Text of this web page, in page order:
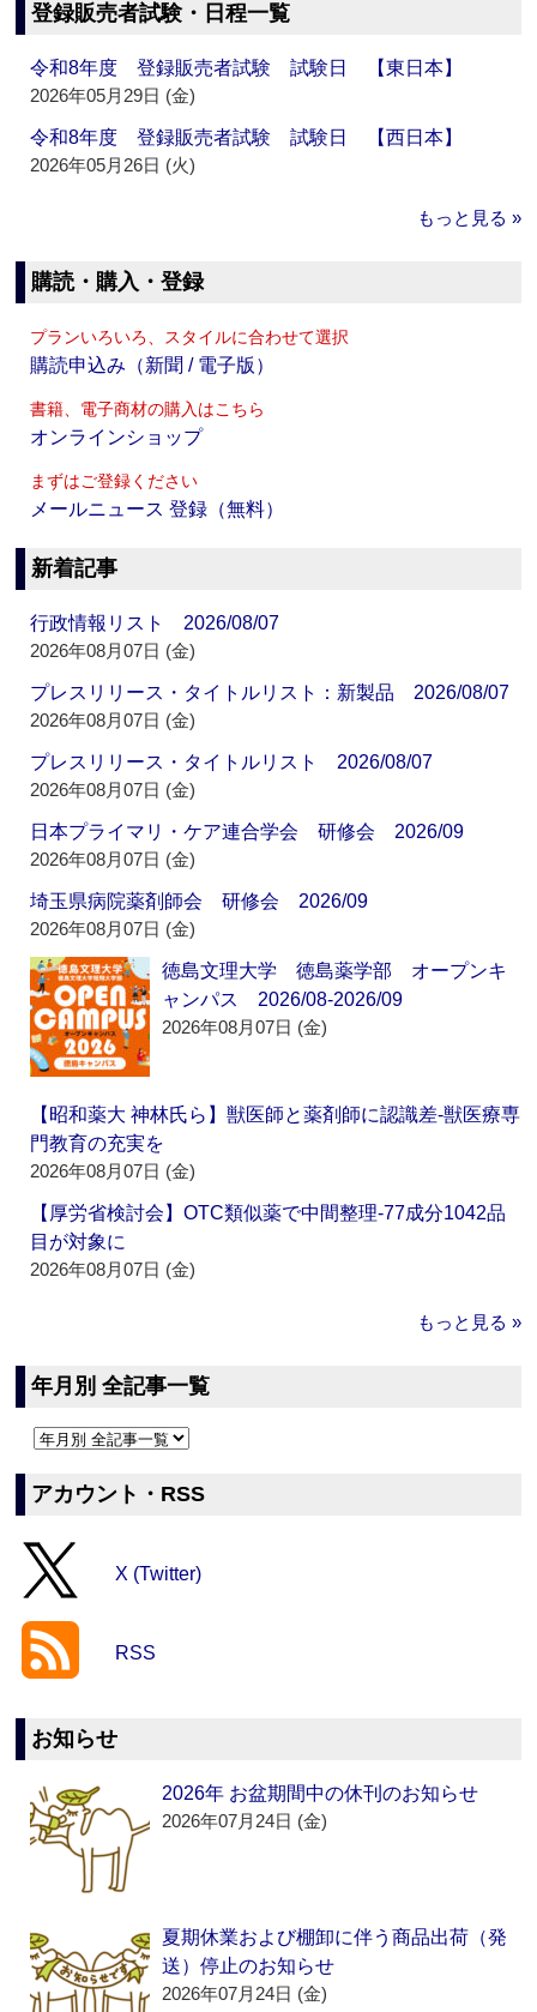
登録販売者試験・日程一覧
令和8年度 登録販売者試験 試験日 【東日本】
2026年05月29日 (金)
令和8年度 登録販売者試験 試験日 【西日本】
2026年05月26日 (火)
もっと見る »
購読・購入・登録
プランいろいろ、スタイルに合わせて選択
購読申込み（新聞 / 電子版）
書籍、電子商材の購入はこちら
オンラインショップ
まずはご登録ください
メールニュース 登録（無料）
新着記事
行政情報リスト 2026/08/07
2026年08月07日 (金)
プレスリリース・タイトルリスト：新製品 2026/08/07
2026年08月07日 (金)
プレスリリース・タイトルリスト 2026/08/07
2026年08月07日 (金)
日本プライマリ・ケア連合学会 研修会 2026/09
2026年08月07日 (金)
埼玉県病院薬剤師会 研修会 2026/09
2026年08月07日 (金)
徳島文理大学 徳島薬学部 オープンキ
ャンパス 2026/08-2026/09
2026年08月07日 (金)
【昭和薬大 神林氏ら】獣医師と薬剤師に認識差‐獣医療専
門教育の充実を
2026年08月07日 (金)
【厚労省検討会】OTC類似薬で中間整理‐77成分1042品
目が対象に
2026年08月07日 (金)
もっと見る »
年月別 全記事一覧
アカウント・RSS
X (Twitter)
RSS
お知らせ
2026年 お盆期間中の休刊のお知らせ
2026年07月24日 (金)
夏期休業および棚卸に伴う商品出荷（発
送）停止のお知らせ
2026年07月24日 (金)